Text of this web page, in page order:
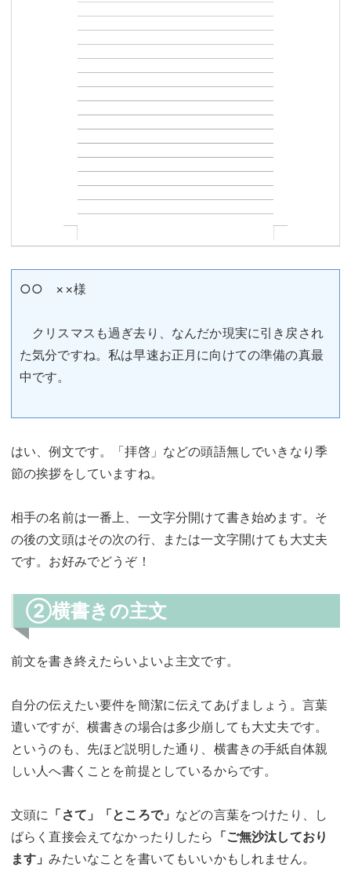
○○ ××様
クリスマスも過ぎ去り、なんだか現実に引き戻され
た気分ですね。私は早速お正月に向けての準備の真最
中です。
はい、例文です。「拝啓」などの頭語無しでいきなり季
節の挨拶をしていますね。
相手の名前は一番上、一文字分開けて書き始めます。そ
の後の文頭はその次の行、または一文字開けても大丈夫
です。お好みでどうぞ！
②横書きの主文
前文を書き終えたらいよいよ主文です。
自分の伝えたい要件を簡潔に伝えてあげましょう。言葉
遣いですが、横書きの場合は多少崩しても大丈夫です。
というのも、先ほど説明した通り、横書きの手紙自体親
しい人へ書くことを前提としているからです。
文頭に 「さて」「ところで」 などの言葉をつけたり、し
ばらく直接会えてなかったりしたら 「ご無沙汰しており
ます」みたいなことを書いてもいいかもしれません。